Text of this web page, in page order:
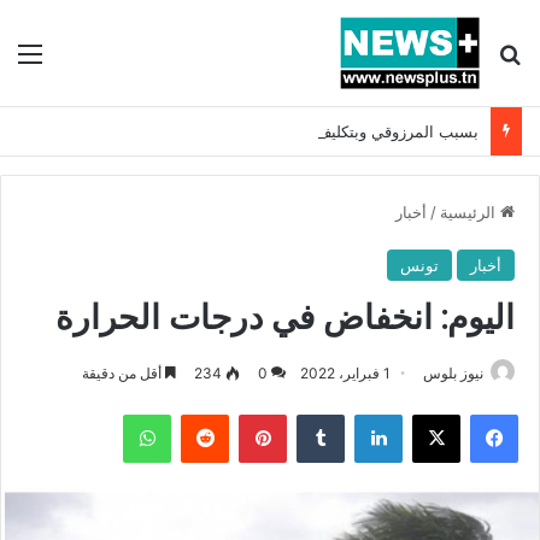
بحث عن
الرئيسية / أخبار
أخبار تونس
اليوم: انخفاض في درجات الحرارة
نيوز بلوس 1 فبراير، 2022 0
234 أقل من دقيقة
فيسبوك X لينكدإن بينتيريست واتساب